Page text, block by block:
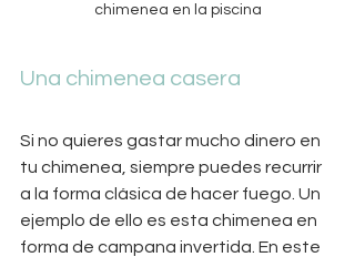
chimenea en la piscina
Una chimenea casera
Si no quieres gastar mucho dinero en
tu chimenea, siempre puedes recurrir
a la forma clásica de hacer fuego. Un
ejemplo de ello es esta chimenea en
forma de campana invertida. En este